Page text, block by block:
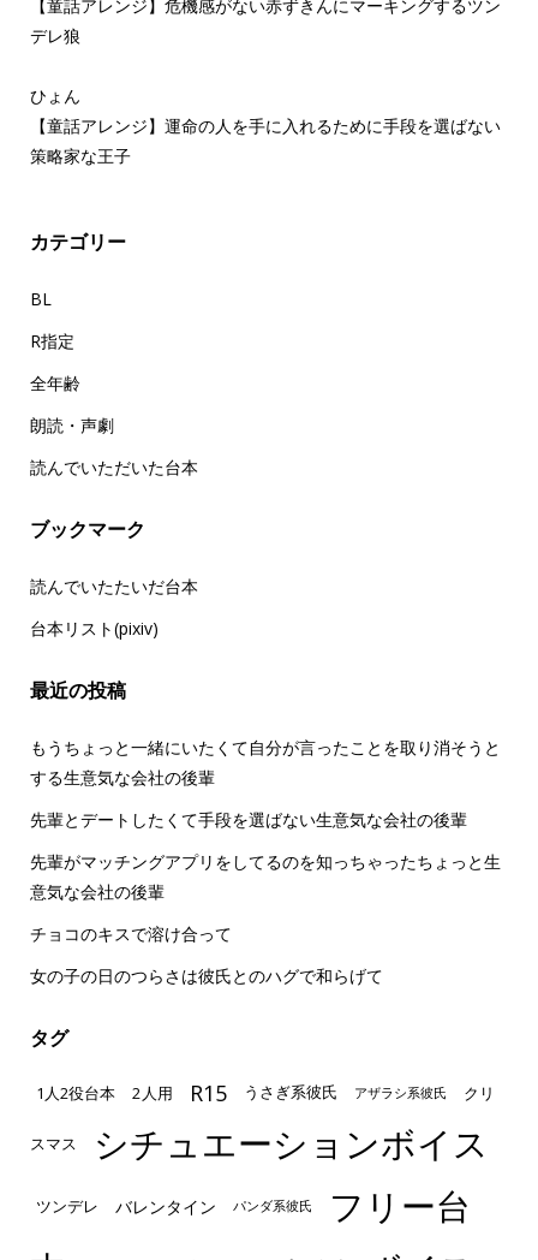
【童話アレンジ】危機感がない赤ずきんにマーキングするツン
デレ狼
ひょん
【童話アレンジ】運命の人を手に入れるために手段を選ばない
策略家な王子
カテゴリー
BL
R指定
全年齢
朗読・声劇
読んでいただいた台本
ブックマーク
読んでいたたいだ台本
台本リスト(pixiv)
最近の投稿
もうちょっと一緒にいたくて自分が言ったことを取り消そうと
する生意気な会社の後輩
先輩とデートしたくて手段を選ばない生意気な会社の後輩
先輩がマッチングアプリをしてるのを知っちゃったちょっと生
意気な会社の後輩
チョコのキスで溶け合って
女の子の日のつらさは彼氏とのハグで和らげて
タグ
1人2役台本 2人用 R15 うさぎ系彼氏 アザラシ系彼氏 クリ
スマス シチュエーションボイス
ツンデレ バレンタイン パンダ系彼氏
フリー台